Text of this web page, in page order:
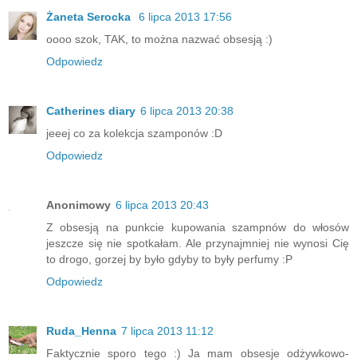
Żaneta Serocka
6 lipca 2013 17:56
oooo szok, TAK, to można nazwać obsesją :)
Odpowiedz
Catherines diary 6 lipca 2013 20:38
jeeej co za kolekcja szamponów :D
Odpowiedz
Anonimowy 6 lipca 2013 20:43
Z obsesją na punkcie kupowania szampnów do włosów
jeszcze się nie spotkałam. Ale przynajmniej nie wynosi Cię
to drogo, gorzej by było gdyby to były perfumy :P
Odpowiedz
Ruda_Henna 7 lipca 2013 11:12
Faktycznie sporo tego :) Ja mam obsesje odżywkowo-